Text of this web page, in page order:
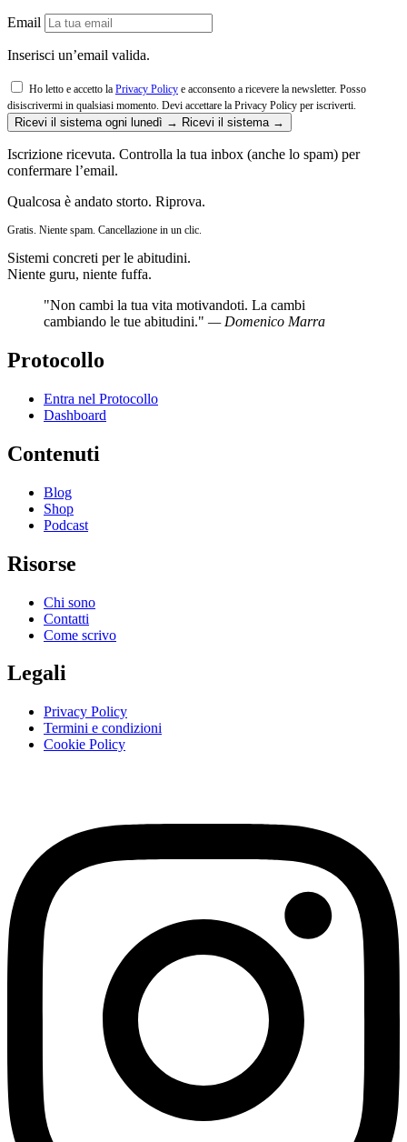
Email
Inserisci un’email valida.
Ho letto e accetto la Privacy Policy e acconsento a ricevere la newsletter. Posso
disiscrivermi in qualsiasi momento. Devi accettare la Privacy Policy per iscriverti.
Ricevi il sistema ogni lunedì → Ricevi il sistema →
Iscrizione ricevuta. Controlla la tua inbox (anche lo spam) per
confermare l’email.
Qualcosa è andato storto. Riprova.
Gratis. Niente spam. Cancellazione in un clic.
Sistemi concreti per le abitudini.
Niente guru, niente fuffa.
"Non cambi la tua vita motivandoti. La cambi
cambiando le tue abitudini." — Domenico Marra
Protocollo
Entra nel Protocollo
Dashboard
Contenuti
Blog
Shop
Podcast
Risorse
Chi sono
Contatti
Come scrivo
Legali
Privacy Policy
Termini e condizioni
Cookie Policy